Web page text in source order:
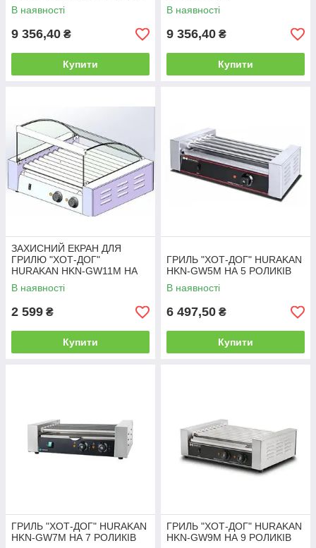
В наявності
9 356,40 ₴
Купити
В наявності
9 356,40 ₴
Купити
ЗАХИСНИЙ ЕКРАН ДЛЯ
ГРИЛЮ "ХОТ-ДОГ"
HURAKAN HKN-GW11M НА
11 РОЛИКІВ
В наявності
2 599 ₴
Купити
ГРИЛЬ "ХОТ-ДОГ" HURAKAN
HKN-GW5M НА 5 РОЛИКІВ
В наявності
6 497,50 ₴
Купити
ГРИЛЬ "ХОТ-ДОГ" HURAKAN
HKN-GW7M НА 7 РОЛИКІВ
ГРИЛЬ "ХОТ-ДОГ" HURAKAN
HKN-GW9M НА 9 РОЛИКІВ